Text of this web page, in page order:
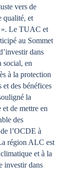
vers de
qualité, et
». Le TUAC et
au Sommet
dans
social, en
à la protection
et des bénéfices
la
et de mettre en
des
l’OCDE à
région ALC est
et à la
investir dans